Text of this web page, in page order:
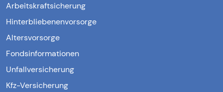
Arbeitskraftsicherung
Hinterbliebenenvorsorge
Altersvorsorge
Fondsinformationen
Unfallversicherung
Kfz-Versicherung